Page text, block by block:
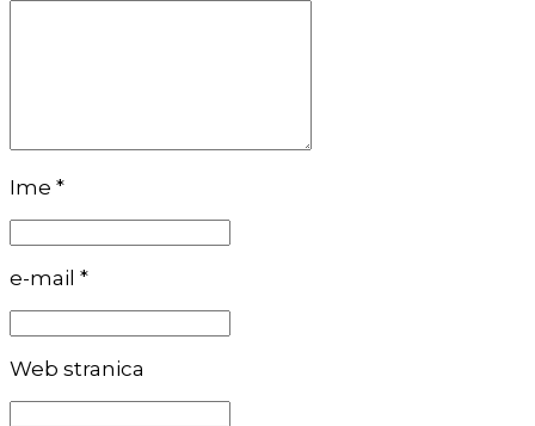
Ime *
e-mail *
Web stranica